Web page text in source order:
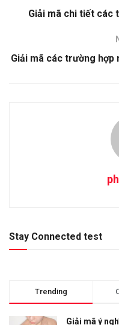
Giải mã chi tiết các
Giải mã các trường hợp
Stay Connected test
Trending
Giải mã ý